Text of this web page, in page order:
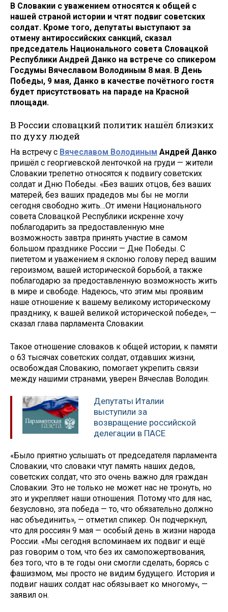
В Словакии с уважением относятся к общей с
нашей страной истории и чтят подвиг советских
солдат. Кроме того, депутаты выступают за
отмену антироссийских санкций, сказал
председатель Национального совета Словацкой
Республики Андрей Данко на встрече со спикером
Госдумы Вячеславом Володиным 8 мая. В День
Победы, 9 мая, Данко в качестве почётного гостя
будет присутствовать на параде на Красной
площади.
В России словацкий политик нашёл близких
по духу людей
На встречу с Вячеславом Володиным Андрей Данко
пришёл с георгиевской ленточкой на груди — жители
Словакии трепетно относятся к подвигу советских
солдат и Дню Победы. «Без ваших отцов, без ваших
матерей, без ваших прадедов мы бы не могли
сегодня свободно жить…От имени Национального
совета Словацкой Республики искренне хочу
поблагодарить за предоставленную мне
возможность завтра принять участие в самом
большом празднике России — Дне Победы. С
пиететом и уважением я склоню голову перед вашим
героизмом, вашей исторической борьбой, а также
поблагодарю за предоставленную возможность жить
в мире и свободе. Надеюсь, что этим мы проявим
наше отношение к вашему великому историческому
празднику, к вашей великой исторической победе», —
сказал глава парламента Словакии.
Такое отношение словаков к общей истории, к памяти
о 63 тысячах советских солдат, отдавших жизни,
освобождая Словакию, помогает укрепить связи
между нашими странами, уверен Вячеслав Володин.
Депутаты Италии
выступили за
возвращение российской
делегации в ПАСЕ
«Было приятно услышать от председателя парламента
Словакии, что словаки чтут память наших дедов,
советских солдат, что это очень важно для граждан
Словакии. Это не только не может нас не тронуть, но
это и укрепляет наши отношения. Потому что для нас,
безусловно, эта победа — то, что обязательно должно
нас объединить», — отметил спикер. Он подчеркнул,
что для россиян 9 мая — особый день в жизни народа
России. «Мы сегодня вспоминаем их подвиг и ещё
раз говорим о том, что без их самопожертвования,
без того, что в те годы они смогли сделать, борясь с
фашизмом, мы просто не видим будущего. История и
подвиг наших солдат нас обязывает ко многому«, —
заявил он.